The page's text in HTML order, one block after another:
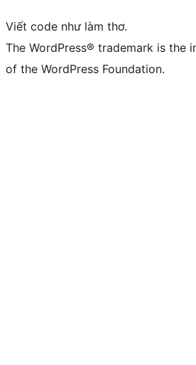
Viết code như làm thơ.
The WordPress® trademark is the
of the WordPress Foundation.